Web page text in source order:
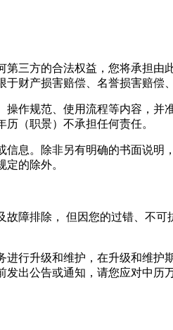
三方的合法权益，您将承担
财产损害赔偿、名誉损害赔偿
作规范、使用流程等内容，
（职景）不承担任何责任。
息。除非另有明确的书面说
的除外。
障排除， 但因您的过错、不
行升级和维护，在升级和维
出公告或通知，请您应对中历